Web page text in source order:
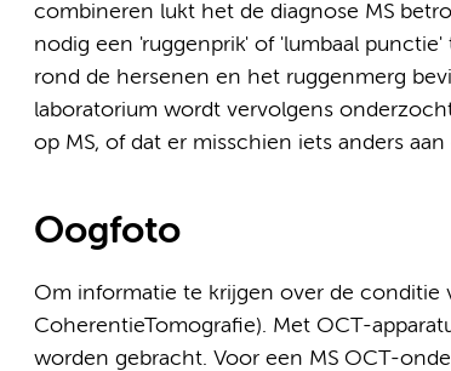
combineren lukt het de diagnose MS
nodig een 'ruggenprik' of 'lumbaal
rond de hersenen en het ruggenmerg
laboratorium wordt vervolgens
op MS, of dat er misschien iets anders aan
Oogfoto
Om informatie te krijgen over de conditie
CoherentieTomografie). Met OCT-
worden gebracht. Voor een MS OCT-